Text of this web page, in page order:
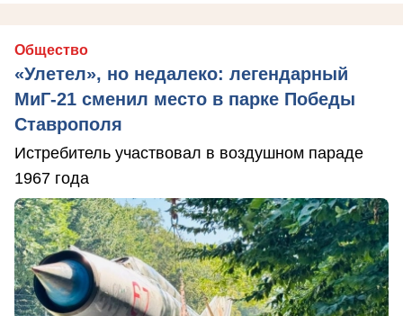
Общество
«Улетел», но недалеко: легендарный
МиГ-21 сменил место в парке Победы
Ставрополя
Истребитель участвовал в воздушном параде
1967 года